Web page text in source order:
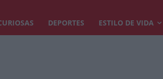
DEPORTES ESTILO DE VIDA